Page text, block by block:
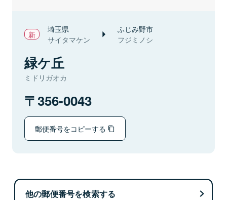
埼玉県
サイタマケン
ふじみ野市
フジミノシ
緑ケ丘
ミドリガオカ
356-0043
郵便番号をコピーする
他の郵便番号を検索する